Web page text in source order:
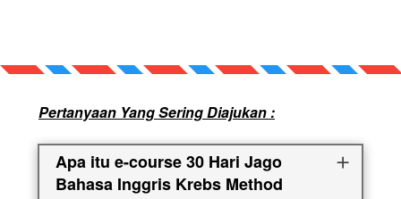
Pertanyaan Yang Sering Diajukan :
Apa itu e-course 30 Hari Jago
Bahasa Inggris Krebs Method